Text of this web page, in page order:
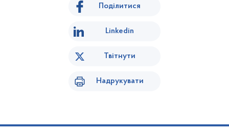
Поділитися
Linkedin
Твітнути
Надрукувати